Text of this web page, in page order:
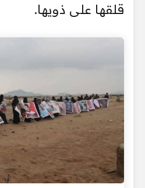
قلقها على ذويها.